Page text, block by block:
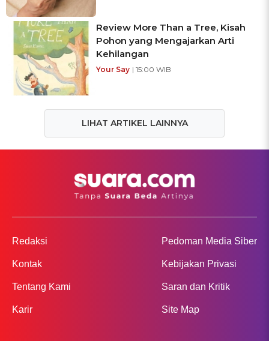
Review More Than a Tree, Kisah
Pohon yang Mengajarkan Arti
Kehilangan
Your Say | 15:00 WIB
LIHAT ARTIKEL LAINNYA
Redaksi
Kontak
Tentang Kami
Karir
Pedoman Media Siber
Kebijakan Privasi
Saran dan Kritik
Site Map